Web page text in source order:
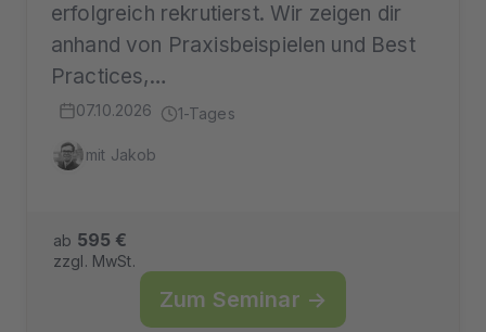
erfolgreich rekrutierst. Wir zeigen dir
anhand von Praxisbeispielen und Best
Practices,…
07.10.2026 1-Tages
mit Jakob
ab 595 €
zzgl. MwSt.
Zum Seminar →